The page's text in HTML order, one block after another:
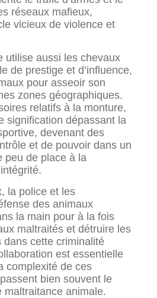
réseaux mafieux,
vicieux de violence et
utilise aussi les chevaux
de prestige et d’influence,
pour asseoir son
zones géographiques.
relatifs à la monture,
signification dépassant la
devenant des
et de pouvoir dans un
peu de place à la
la police et les
des animaux
la main pour à la fois
maltraités et détruire les
dans cette criminalité
est essentielle
complexité de ces
bien souvent le
maltraitance animale.